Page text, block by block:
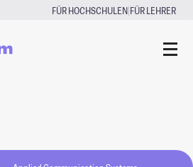
FÜR HOCHSCHULEN|FÜR LEHRER